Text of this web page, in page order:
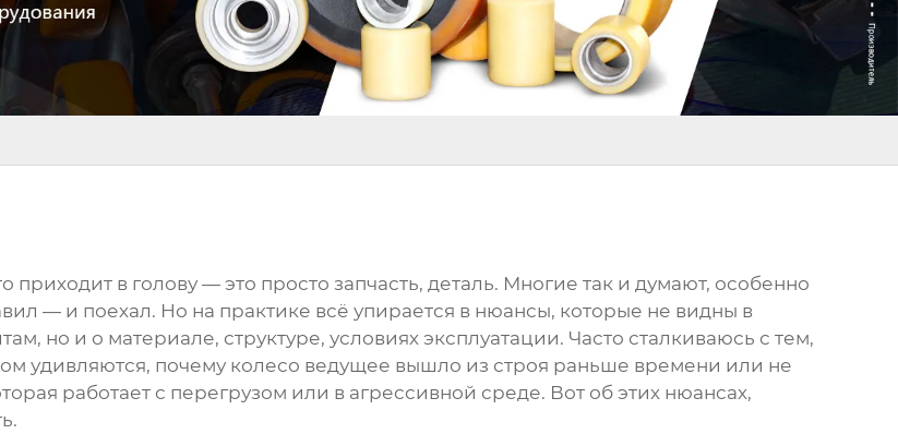
в голову — это просто запчасть, деталь. Многие так и думают, особенно
— и поехал. Но на практике всё упирается в нюансы, которые не видны в
но и о материале, структуре, условиях эксплуатации. Часто сталкиваюсь с тем,
удивляются, почему колесо ведущее вышло из строя раньше времени или не
работает с перегрузом или в агрессивной среде. Вот об этих нюансах,